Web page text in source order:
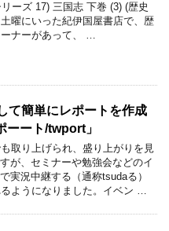
ーズ 17) 三国志 下巻 (3) (歴史
曜にいった紀伊国屋書店で、歴
ナーがあって、 …
て簡単にレポートを作成
ーート/twport」
取り上げられ、盛り上がりを見
が、セミナーや勉強会などのイ
実況中継する（通称tsudaる）
ようになりました。イベン …